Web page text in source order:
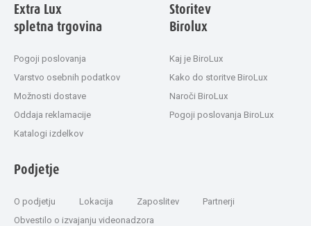
Extra Lux
spletna trgovina
Pogoji poslovanja
Varstvo osebnih podatkov
Možnosti dostave
Oddaja reklamacije
Katalogi izdelkov
Storitev
Birolux
Kaj je BiroLux
Kako do storitve BiroLux
Naroči BiroLux
Pogoji poslovanja BiroLux
Podjetje
O podjetju Lokacija Zaposlitev
Partnerji
Obvestilo o izvajanju videonadzora